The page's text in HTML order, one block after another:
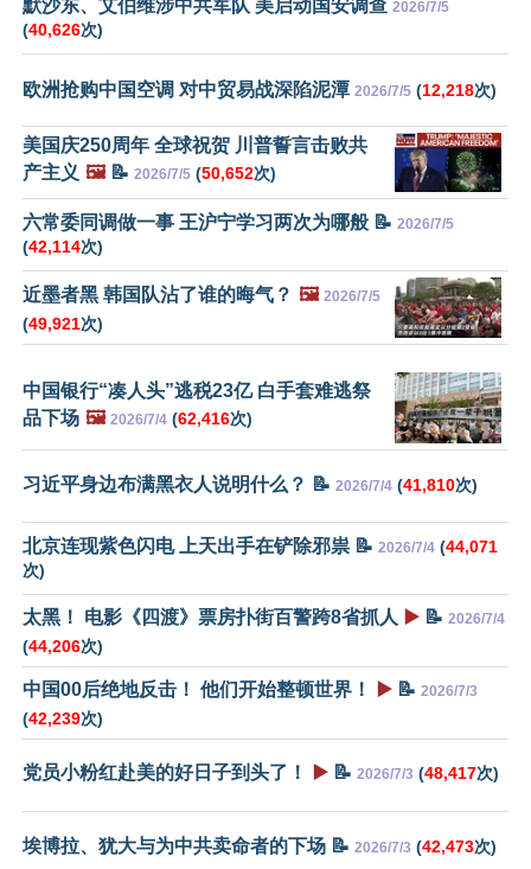
默沙东、艾伯维涉中共军队 美启动国安调查 2026/7/5
(40,626次)
欧洲抢购中国空调 对中贸易战深陷泥潭 2026/7/5 (12,218次)
美国庆250周年 全球祝贺 川普誓言击败共
产主义 🖼️📝 2026/7/5 (50,652次)
六常委同调做一事 王沪宁学习两次为哪般 📝 2026/7/5
(42,114次)
近墨者黑 韩国队沾了谁的晦气？ 🖼️ 2026/7/5
(49,921次)
中国银行“凑人头”逃税23亿 白手套难逃祭
品下场 🖼️ 2026/7/4 (62,416次)
习近平身边布满黑衣人说明什么？ 📝 2026/7/4 (41,810次)
北京连现紫色闪电 上天出手在铲除邪祟 📝 2026/7/4 (44,071
次)
太黑！ 电影《四渡》票房扑街百警跨8省抓人 ▶️ 📝 2026/7/4
(44,206次)
中国00后绝地反击！ 他们开始整顿世界！ ▶️ 📝 2026/7/3
(42,239次)
党员小粉红赴美的好日子到头了！ ▶️ 📝 2026/7/3 (48,417次)
埃博拉、犹大与为中共卖命者的下场 📝 2026/7/3 (42,473次)